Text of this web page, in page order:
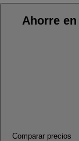
Ahorre
Comparar precios